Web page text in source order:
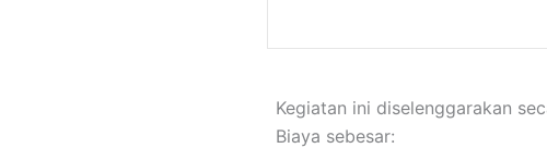
Kegiatan ini diselenggarakan
Biaya sebesar: